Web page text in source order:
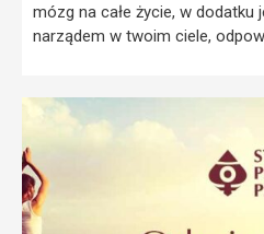
mózg na całe życie, w dodatku
narządem w twoim ciele,